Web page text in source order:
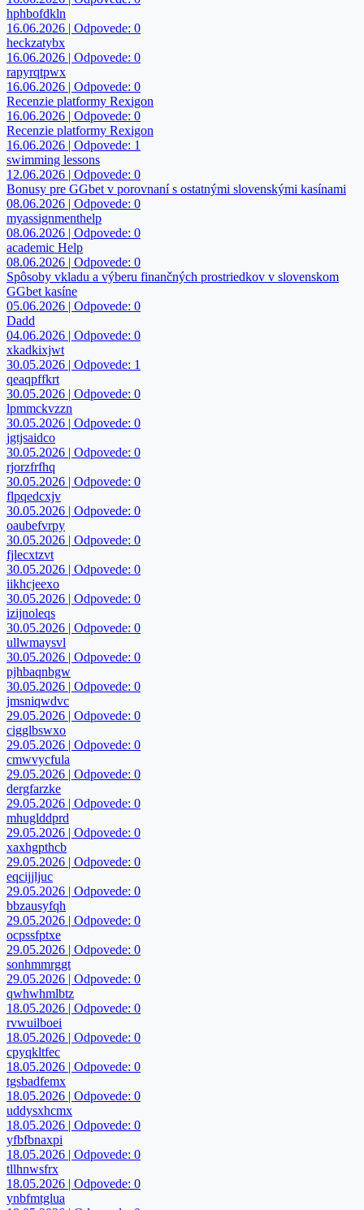
hphbofdkln
16.06.2026 | Odpovede: 0
heckzatybx
16.06.2026 | Odpovede: 0
rapyrqtpwx
16.06.2026 | Odpovede: 0
Recenzie platformy Rexigon
16.06.2026 | Odpovede: 0
Recenzie platformy Rexigon
16.06.2026 | Odpovede: 1
swimming lessons
12.06.2026 | Odpovede: 0
Bonusy pre GGbet v porovnaní s ostatnými slovenskými kasínami
08.06.2026 | Odpovede: 0
myassignmenthelp
08.06.2026 | Odpovede: 0
academic Help
08.06.2026 | Odpovede: 0
Spôsoby vkladu a výberu finančných prostriedkov v slovenskom
GGbet kasíne
05.06.2026 | Odpovede: 0
Dadd
04.06.2026 | Odpovede: 0
xkadkixjwt
30.05.2026 | Odpovede: 1
qeaqpffkrt
30.05.2026 | Odpovede: 0
lpmmckvzzn
30.05.2026 | Odpovede: 0
jgtjsaidco
30.05.2026 | Odpovede: 0
rjorzfrfhq
30.05.2026 | Odpovede: 0
flpqedcxjv
30.05.2026 | Odpovede: 0
oaubefvrpy
30.05.2026 | Odpovede: 0
fjlecxtzvt
30.05.2026 | Odpovede: 0
iikhcjeexo
30.05.2026 | Odpovede: 0
izijnoleqs
30.05.2026 | Odpovede: 0
ullwmaysvl
30.05.2026 | Odpovede: 0
pjhbaqnbgw
30.05.2026 | Odpovede: 0
jmsniqwdvc
29.05.2026 | Odpovede: 0
cigglbswxo
29.05.2026 | Odpovede: 0
cmwvycfula
29.05.2026 | Odpovede: 0
dergfarzke
29.05.2026 | Odpovede: 0
mhuglddprd
29.05.2026 | Odpovede: 0
xaxhgpthcb
29.05.2026 | Odpovede: 0
eqcijjljuc
29.05.2026 | Odpovede: 0
bbzausyfqh
29.05.2026 | Odpovede: 0
ocpssfptxe
29.05.2026 | Odpovede: 0
sonhmmrggt
29.05.2026 | Odpovede: 0
qwhwhmlbtz
18.05.2026 | Odpovede: 0
rvwuilboei
18.05.2026 | Odpovede: 0
cpyqkltfec
18.05.2026 | Odpovede: 0
tgsbadfemx
18.05.2026 | Odpovede: 0
uddysxhcmx
18.05.2026 | Odpovede: 0
yfbfbnaxpi
18.05.2026 | Odpovede: 0
tllhnwsfrx
18.05.2026 | Odpovede: 0
ynbfmtglua